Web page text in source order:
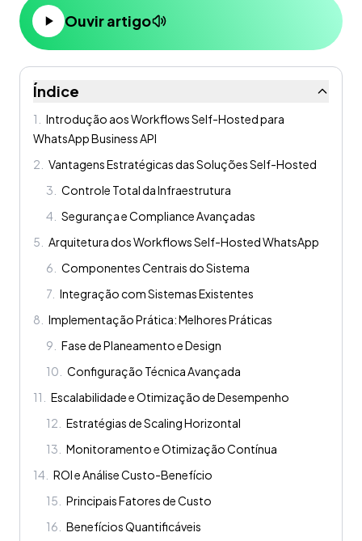
Ouvir artigo
Índice
1
Introdução aos Workflows Self-Hosted para
WhatsApp Business API
2
Vantagens Estratégicas das Soluções Self-Hosted
3
Controle Total da Infraestrutura
4
Segurança e Compliance Avançadas
5
Arquitetura dos Workflows Self-Hosted WhatsApp
6
Componentes Centrais do Sistema
7 Integração com Sistemas Existentes
8
Implementação Prática: Melhores Práticas
9
Fase de Planeamento e Design
10
Configuração Técnica Avançada
11
Escalabilidade e Otimização de Desempenho
12
Estratégias de Scaling Horizontal
13
Monitoramento e Otimização Contínua
14
ROI e Análise Custo-Benefício
15
Principais Fatores de Custo
16
Benefícios Quantificáveis